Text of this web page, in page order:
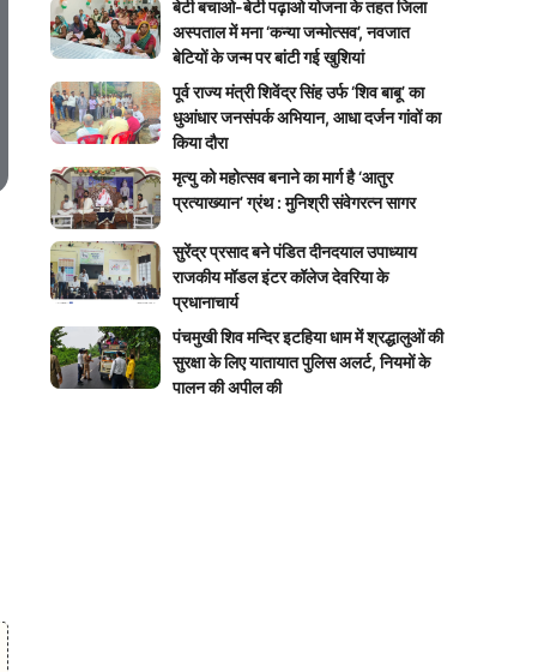
बेटी बचाओ-बेटी पढ़ाओ योजना के तहत जिला
अस्पताल में मना ‘कन्या जन्मोत्सव’, नवजात
बेटियों के जन्म पर बांटी गई खुशियां
पूर्व राज्य मंत्री शिवेंद्र सिंह उर्फ ‘शिव बाबू’ का
धुआंधार जनसंपर्क अभियान, आधा दर्जन गांवों का
किया दौरा
मृत्यु को महोत्सव बनाने का मार्ग है ‘आतुर
प्रत्याख्यान’ ग्रंथ : मुनिश्री संवेगरत्न सागर
सुरेंद्र प्रसाद बने पंडित दीनदयाल उपाध्याय
राजकीय मॉडल इंटर कॉलेज देवरिया के
प्रधानाचार्य
पंचमुखी शिव मन्दिर इटहिया धाम में श्रद्धालुओं की
सुरक्षा के लिए यातायात पुलिस अलर्ट, नियमों के
पालन की अपील की